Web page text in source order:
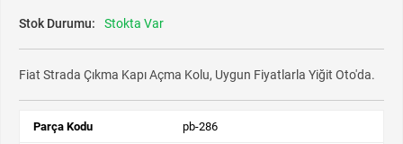
Stok Durumu: Stokta Var
Fiat Strada Çıkma Kapı Açma Kolu, Uygun Fiyatlarla Yiğit Oto'da.
Parça Kodu pb-286